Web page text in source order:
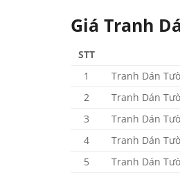
Giá Tranh
STT
1
Tranh Dán
2
Tranh Dán
3
Tranh Dán
4
Tranh Dán
5
Tranh Dán